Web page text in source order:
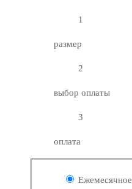
1
размер
2
выбор оплаты
3
оплата
Ежемесячное